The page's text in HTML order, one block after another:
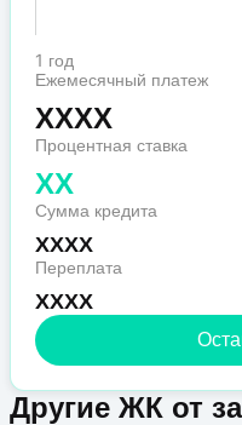
1 год
Ежемесячный платеж
XXXX
Процентная ставка
XX
Сумма кредита
XXXX
Переплата
XXXX
Другие ЖК от